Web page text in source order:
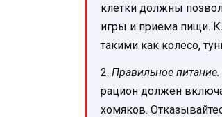
клетки должны
игры и приема пищи.
такими как колесо,
2. Правильное питание.
рацион должен
хомяков.